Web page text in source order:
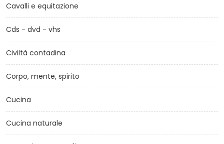
Cavalli e equitazione
Cds - dvd - vhs
Civiltà contadina
Corpo, mente, spirito
Cucina
Cucina naturale